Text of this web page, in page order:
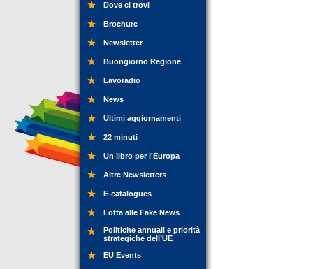
Dove ci trovi
Brochure
Newsletter
Buongiorno Regione
Lavoradio
News
Ultimi aggiornamenti
22 minuti
Un libro per l'Europa
Altre Newsletters
E-catalogues
Lotta alle Fake News
Politiche annuali e priorità
strategiche dell’UE
EU Events